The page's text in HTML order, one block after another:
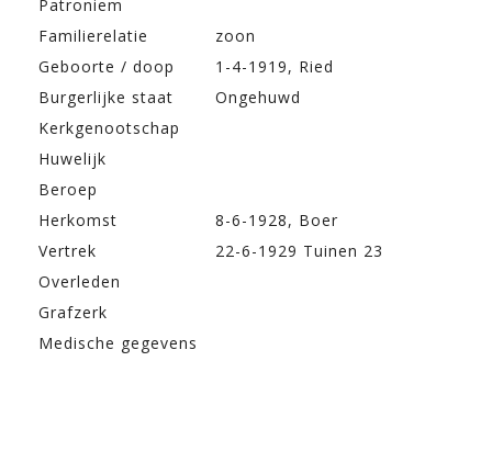
Patroniem
Familierelatie
zoon
Geboorte / doop
1-4-1919, Ried
Burgerlijke staat
Ongehuwd
Kerkgenootschap
Huwelijk
Beroep
Herkomst
8-6-1928, Boer
Vertrek
22-6-1929 Tuinen 23
Overleden
Grafzerk
Medische gegevens